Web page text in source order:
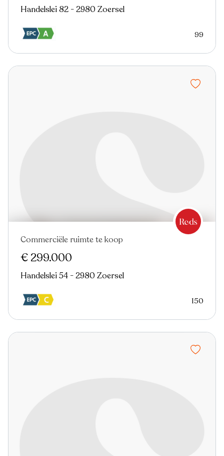
Handelslei 82 - 2980 Zoersel
99
Commerciële ruimte te koop
€ 299.000
Handelslei 54 - 2980 Zoersel
150